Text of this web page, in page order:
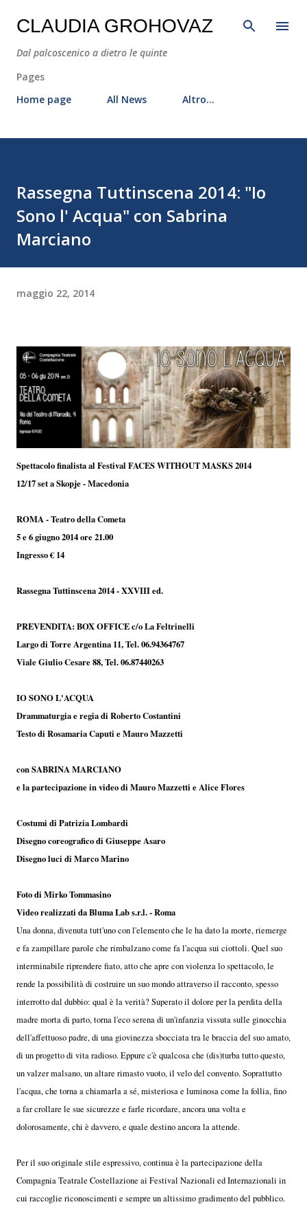
Passa ai contenuti principali
CLAUDIA GROHOVAZ
Dal palcoscenico a dietro le quinte
Pages
Home page
All News Altro…
Rassegna Tuttinscena 2014: "Io
Sono l' Acqua" con Sabrina
Marciano
maggio 22, 2014
Spettacolo finalista al Festival FACES WITHOUT MASKS 2014
12/17 set a Skopje - Macedonia
ROMA - Teatro della Cometa
5 e 6 giugno 2014 ore 21.00
Ingresso € 14
Rassegna Tuttinscena 2014 - XXVIII ed.
PREVENDITA: BOX OFFICE c/o La Feltrinelli
Largo di Torre Argentina 11, Tel. 06.94364767
Viale Giulio Cesare 88, Tel. 06.87440263
IO SONO L'ACQUA
Drammaturgia e regia di Roberto Costantini
Testo di Rosamaria Caputi e Mauro Mazzetti
con SABRINA MARCIANO
e la partecipazione in video di Mauro Mazzetti e Alice Flores
Costumi di Patrizia Lombardi
Disegno coreografico di Giuseppe Asaro
Disegno luci di Marco Marino
Foto di Mirko Tommasino
Video realizzati da Bluma Lab s.r.l. - Roma
Una donna, divenuta tutt'uno con l'elemento che le ha dato la morte, riemerge
e fa zampillare parole che rimbalzano come fa l'acqua sui ciottoli. Quel suo
interminabile riprendere fiato, atto che apre con violenza lo spettacolo, le
rende la possibilità di costruire un suo mondo attraverso il racconto, spesso
interrotto dal dubbio: qual è la verità? Superato il dolore per la perdita della
madre morta di parto, torna l'eco serena di un'infanzia vissuta sulle ginocchia
dell'affettuoso padre, di una giovinezza sbocciata tra le braccia del suo amato,
di un progetto di vita radioso. Eppure c'è qualcosa che (dis)turba tutto questo,
un valzer malsano, un altare rimasto vuoto, il velo del convento. Soprattutto
l'acqua, che torna a chiamarla a sé, misteriosa e luminosa come la follia, fino
a far crollare le sue sicurezze e farle ricordare, ancora una volta e
dolorosamente, chi è davvero, e quale destino ancora la attende.
Per il suo originale stile espressivo, continua è la partecipazione della
Compagnia Teatrale Costellazione ai Festival Nazionali ed Internazionali in
cui raccoglie riconoscimenti e sempre un altissimo gradimento del pubblico.